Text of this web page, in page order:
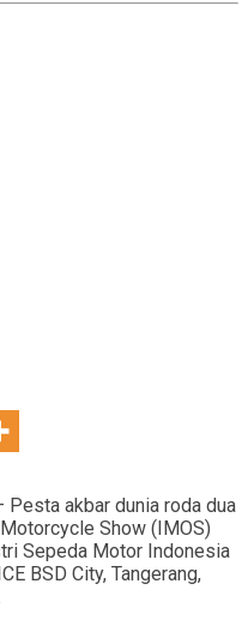
Pesta akbar dunia roda dua
Show (IMOS)
Sepeda Motor Indonesia
BSD City, Tangerang,